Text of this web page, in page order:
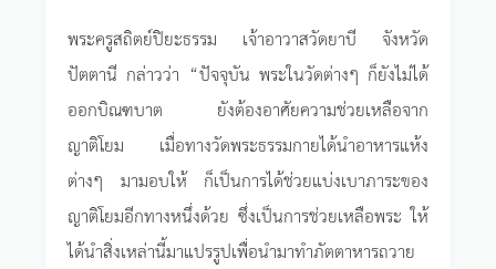
พระครูสถิตย์ปิยะธรรม เจ้าอาวาสวัดยาบี จังหวัด
ปัตตานี กล่าวว่า “ปัจจุบัน พระในวัดต่างๆ ก็ยังไม่ได้
ออกบิณฑบาต ยังต้องอาศัยความช่วยเหลือจาก
ญาติโยม เมื่อทางวัดพระธรรมกายได้นำอาหารแห้ง
ต่างๆ มามอบให้ ก็เป็นการได้ช่วยแบ่งเบาภาระของ
ญาติโยมอีกทางหนึ่งด้วย ซึ่งเป็นการช่วยเหลือพระ ให้
ได้นำสิ่งเหล่านี้มาแปรรูปเพื่อนำมาทำภัตตาหารถวาย